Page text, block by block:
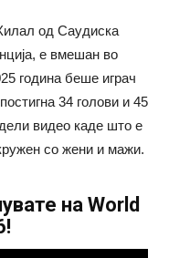
од Саудиска
е вмешан во
година беше играч
34 голови и 45
видео каде што е
со жени и мажи.
на World